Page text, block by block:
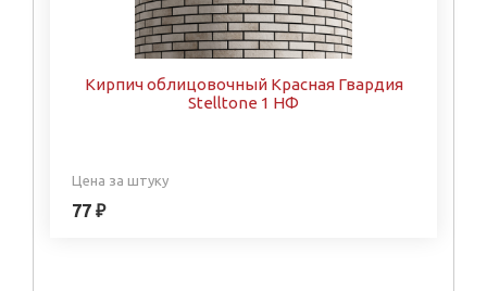
Кирпич облицовочный Красная Гвардия
Stelltone 1 НФ
Цена за штуку
77 ₽